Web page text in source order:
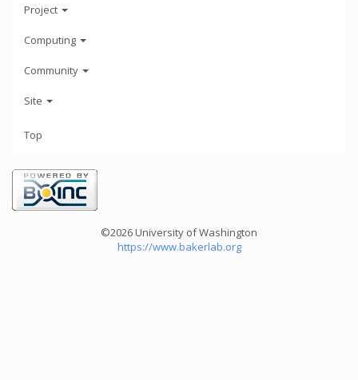
Project
Computing
Community
Site
Top
©2026 University of Washington
https://www.bakerlab.org